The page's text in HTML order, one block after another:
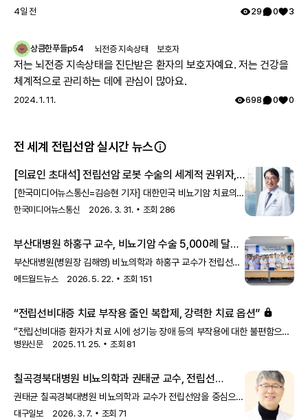
4일 전 29 0 3
상큼한푸들p54 뇌전증 지속상태 보호자
저는 뇌전증 지속상태을 진단받은 환자의 보호자예요. 저는 건강을
체계적으로 관리하는 데에 관심이 많아요.
2024. 1. 11. 698 0 0
전 세계 전립선암 실시간 뉴스
[의료인 초대석] 전립선암 로봇 수술의 세계적 권위자,
최영득 교수가 걸어온 ‘숫자와 신뢰’의 45년 외길 -
한국미디어뉴스통신
[한국미디어뉴스통신=김승현 기자] 대한민국 비뇨기암 치료의
역사에서 최영득 교수(연세암병원 비뇨기암센터)라는 이름은
한국미디어뉴스통신 2026. 3. 31. 조회 286
부산대병원 하홍구 교수, 비뇨기암 수술 5,000례 달성
부산대병원(병원장 김해영) 비뇨의학과 하홍구 교수가 전립선암·
신장암·방광암 등 비뇨기암 수술 5,000례를 달성했다.
시행했다고 22일 밝혔다. 수술 건수는 전립선암 약 2,000례,
신장암 약 1,000례, 방광암 약 1,500례, 기타 비뇨기암 약
500례다.하 교수는 전립선암·신장암·방광암 분야에서
비뇨기암 치료는 암 제거뿐 아니라 기능 보존과
메드월드뉴스 2026. 5. 22. 조회 151
“전립선비대증 치료 부작용 줄인 복합제, 강력한 치료 옵션”
“전립선비대증 환자가 치료 시에 성기능 장애 등의 부작용에 대한 불편함으로
치료제 복용을 중단하는 경우가 많습니다. 하지만 이번에 관련 부작용 걱정을
강력한 새 옵션이 만들어질 것으로 기대됩니다.”김청수 이화의료원
이대비뇨기병원 비뇨의학과 교수(전립선암센터장)는 병원신문과의
인터뷰에서 새롭게 출시되는 동국제약의 전립선비대증 치료제 ‘유레스코정’에
대한 기대감을 드러냈다.동국제약의 ‘유레스코정’은 세계 최초의
병원신문 2025. 11. 25. 조회81
칠곡경북대병원 비뇨의학과 권태균 교수, 전립선
로봇수술 2천례 단일 집도 달성
권태균 칠곡경북대병원 비뇨의학과 교수가 전립선암을 중심으로
로봇수술 2천례를 단일 집도한 기록을 세웠다. 2011년
대구일보 2026. 3. 7. 조회 71